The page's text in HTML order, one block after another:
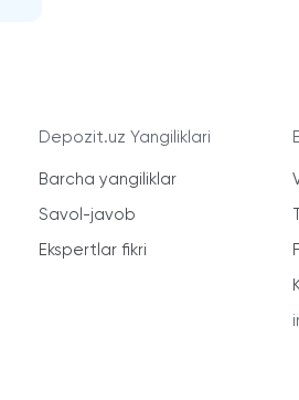
Depozit.uz Yangiliklari
Barcha yangiliklar
Savol-javob
Ekspertlar fikri